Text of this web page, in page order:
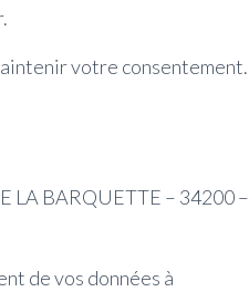
votre consentement.
LA BARQUETTE – 34200 –
de vos données à